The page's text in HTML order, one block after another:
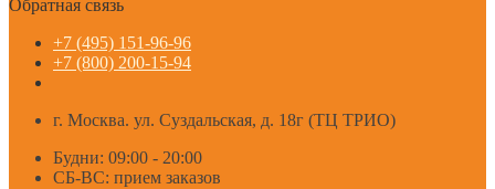
Обратная связь
+7 (495) 151-96-96
+7 (800) 200-15-94
г. Москва. ул. Суздальская, д. 18г (ТЦ ТРИО)
Будни: 09:00 - 20:00
СБ-ВС: прием заказов